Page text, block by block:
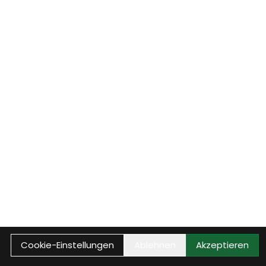
Cookie-Einstellungen Akzeptieren